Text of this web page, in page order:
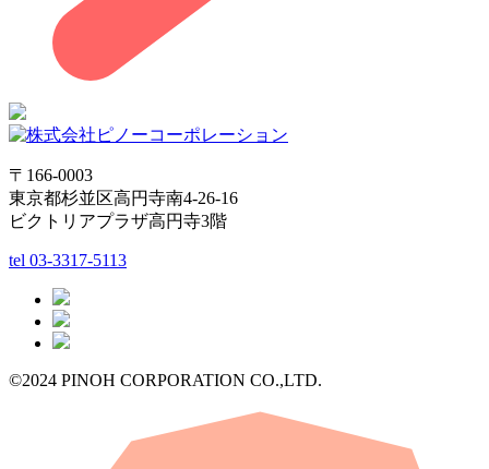
〒166-0003
東京都杉並区高円寺南4-26-16
ビクトリアプラザ高円寺3階
tel 03-3317-5113
©2024 PINOH CORPORATION CO.,LTD.